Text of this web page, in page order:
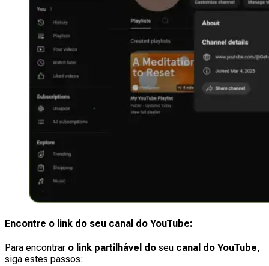
Encontre o link do seu canal do YouTube:
Para encontrar o link partilhável do seu canal do YouTube,
siga estes passos: